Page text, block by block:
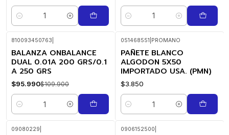
Cantidad Cantidad
-13%
OFF
810093450763
BALANZA ONBALANCE
DUAL 0.01A 200 GRS/0.1
A 250 GRS
$95.990$109.900
Cantidad
051468551 PROMANO
PAÑETE BLANCO
ALGODON 5X50
IMPORTADO USA. (PMN)
$3.850
Cantidad
09080229 0906152500